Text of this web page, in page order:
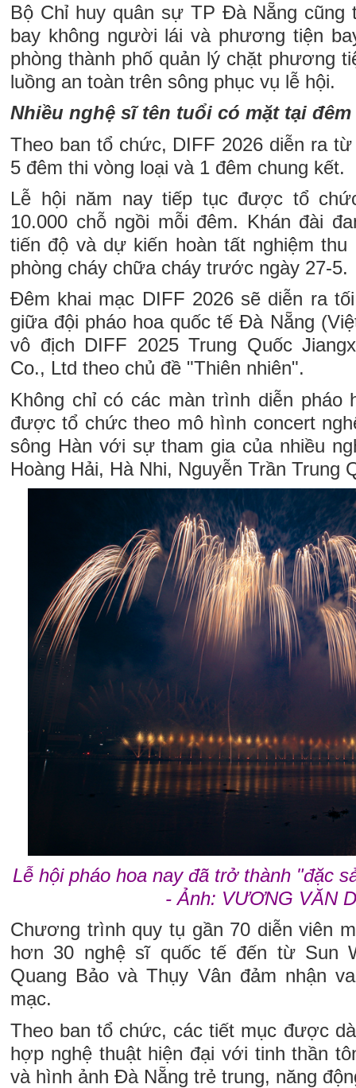
Bộ Chỉ huy quân sự TP Đà Nẵng cũng
bay không người lái và phương tiện
phòng thành phố quản lý chặt phương
luồng an toàn trên sông phục vụ lễ hội.
Nhiều nghệ sĩ tên tuổi có mặt tại đêm
Theo ban tổ chức, DIFF 2026 diễn ra
5 đêm thi vòng loại và 1 đêm chung kết.
Lễ hội năm nay tiếp tục được tổ
10.000 chỗ ngồi mỗi đêm. Khán đài
tiến độ và dự kiến hoàn tất nghiệm thu
phòng cháy chữa cháy trước ngày 27-5.
Đêm khai mạc DIFF 2026 sẽ diễn ra
giữa đội pháo hoa quốc tế Đà Nẵng
vô địch DIFF 2025 Trung Quốc
Co., Ltd theo chủ đề "Thiên nhiên".
Không chỉ có các màn trình diễn pháo
được tổ chức theo mô hình concert
sông Hàn với sự tham gia của nhiều
Hoàng Hải, Hà Nhi, Nguyễn Trần Trung
Lễ hội pháo hoa nay đã trở thành "đặc
- Ảnh: VƯƠNG VĂN
Chương trình quy tụ gần 70 diễn viên
hơn 30 nghệ sĩ quốc tế đến từ Sun
Quang Bảo và Thụy Vân đảm nhận
mạc.
Theo ban tổ chức, các tiết mục được
hợp nghệ thuật hiện đại với tinh thần
và hình ảnh Đà Nẵng trẻ trung, năng